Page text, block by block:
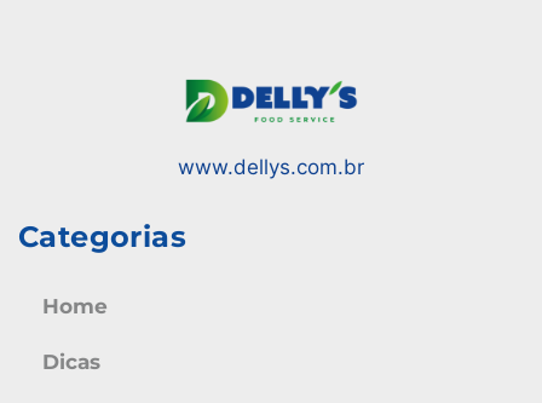
www.dellys.com.br
Categorias
Home
Dicas